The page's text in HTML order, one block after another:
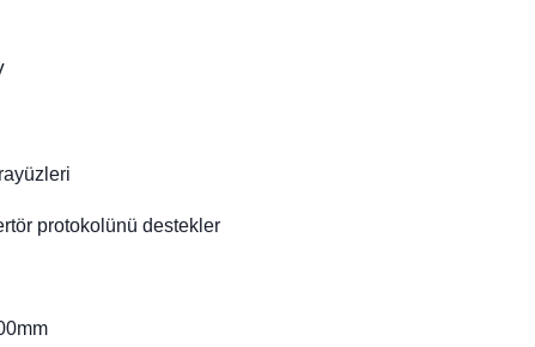
protokolünü destekler